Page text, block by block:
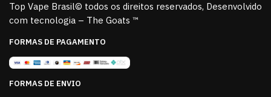
Top Vape Brasil© todos os direitos reservados, Desenvolvido
com tecnologia – The Goats ™
FORMAS DE PAGAMENTO
FORMAS DE ENVIO